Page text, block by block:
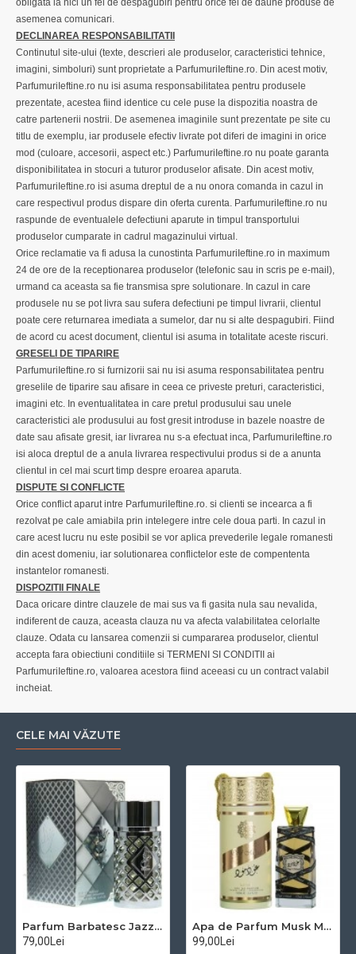
obligata la nici un fel de despagubiri pentru orice fel de daune produse de
asemenea comunicari.
DECLINAREA RESPONSABILITATII
Continutul site-ului (texte, descrieri ale produselor, caracteristici tehnice,
imagini, simboluri) sunt proprietate a ParfumuriIeftine.ro. Din acest motiv,
ParfumuriIeftine.ro nu isi asuma responsabilitatea pentru produsele
prezentate, acestea fiind identice cu cele puse la dispozitia noastra de
catre partenerii nostrii. De asemenea imaginile sunt prezentate pe site cu
titlu de exemplu, iar produsele efectiv livrate pot diferi de imagini in orice
mod (culoare, accesorii, aspect etc.) ParfumuriIeftine.ro nu poate garanta
disponibilitatea in stocuri a tuturor produselor afisate. Din acest motiv,
ParfumuriIeftine.ro isi asuma dreptul de a nu onora comanda in cazul in
care respectivul produs dispare din oferta curenta. ParfumuriIeftine.ro nu
raspunde de eventualele defectiuni aparute in timpul transportului
produselor cumparate in cadrul magazinului virtual.
Orice reclamatie va fi adusa la cunostinta ParfumuriIeftine.ro in maximum
24 de ore de la receptionarea produselor (telefonic sau in scris pe e-mail),
urmand ca aceasta sa fie transmisa spre solutionare. In cazul in care
produsele nu se pot livra sau sufera defectiuni pe timpul livrarii, clientul
poate cere returnarea imediata a sumelor, dar nu si alte despagubiri. Fiind
de acord cu acest document, clientul isi asuma in totalitate aceste riscuri.
GRESELI DE TIPARIRE
ParfumuriIeftine.ro si furnizorii sai nu isi asuma responsabilitatea pentru
greselile de tiparire sau afisare in ceea ce priveste preturi, caracteristici,
imagini etc. In eventualitatea in care pretul produsului sau unele
caracteristici ale produsului au fost gresit introduse in bazele noastre de
date sau afisate gresit, iar livrarea nu s-a efectuat inca, ParfumuriIeftine.ro
isi aloca dreptul de a anula livrarea respectivului produs si de a anunta
clientul in cel mai scurt timp despre eroarea aparuta.
DISPUTE SI CONFLICTE
Orice conflict aparut intre ParfumuriIeftine.ro. si clienti se incearca a fi
rezolvat pe cale amiabila prin intelegere intre cele doua parti. In cazul in
care acest lucru nu este posibil se vor aplica prevederile legale romanesti
din acest domeniu, iar solutionarea conflictelor este de compententa
instantelor romanesti.
DISPOZITII FINALE
Daca oricare dintre clauzele de mai sus va fi gasita nula sau nevalida,
indiferent de cauza, aceasta clauza nu va afecta valabilitatea celorlalte
clauze. Odata cu lansarea comenzii si cumpararea produselor, clientul
accepta fara obiectiuni conditiile si TERMENI SI CONDITII ai
ParfumuriIeftine.ro, valoarea acestora fiind aceeasi cu un contract valabil
incheiat.
CELE MAI VĂZUTE
Parfum Barbatesc Jazzab Silver Arabesc,100 ml
79,00Lei
Apa de Parfum Musk Mood, Lattafa, Unisex - 100ml
99,00Lei